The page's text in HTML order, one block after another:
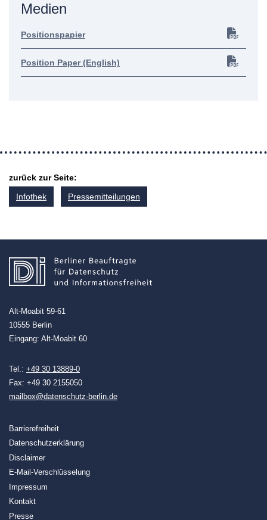
Medien
Positionspapier
Position Paper (English)
zurück zur Seite:
Infothek
Pressemitteilungen
Alt-Moabit 59-61
10555 Berlin
Eingang: Alt-Moabit 60
Tel.: +49 30 13889-0
Fax: +49 30 2155050
mailbox@datenschutz-berlin.de
Barrierefreiheit
Datenschutzerklärung
Disclaimer
E-Mail-Verschlüsselung
Impressum
Kontakt
Presse